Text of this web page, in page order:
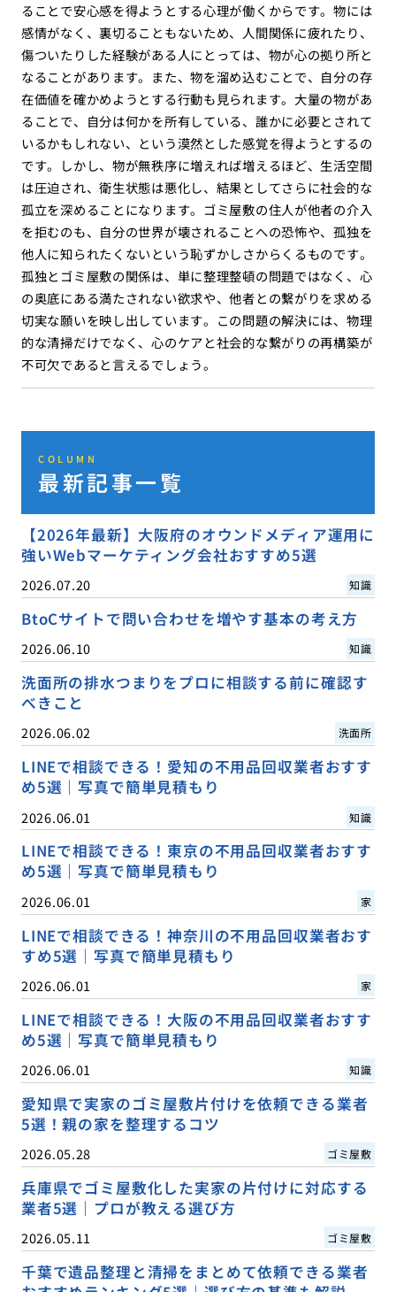
ることで安心感を得ようとする心理が働くからです。物には
感情がなく、裏切ることもないため、人間関係に疲れたり、
傷ついたりした経験がある人にとっては、物が心の拠り所と
なることがあります。また、物を溜め込むことで、自分の存
在価値を確かめようとする行動も見られます。大量の物があ
ることで、自分は何かを所有している、誰かに必要とされて
いるかもしれない、という漠然とした感覚を得ようとするの
です。しかし、物が無秩序に増えれば増えるほど、生活空間
は圧迫され、衛生状態は悪化し、結果としてさらに社会的な
孤立を深めることになります。ゴミ屋敷の住人が他者の介入
を拒むのも、自分の世界が壊されることへの恐怖や、孤独を
他人に知られたくないという恥ずかしさからくるものです。
孤独とゴミ屋敷の関係は、単に整理整頓の問題ではなく、心
の奥底にある満たされない欲求や、他者との繋がりを求める
切実な願いを映し出しています。この問題の解決には、物理
的な清掃だけでなく、心のケアと社会的な繋がりの再構築が
不可欠であると言えるでしょう。
COLUMN
最新記事一覧
【2026年最新】大阪府のオウンドメディア運用に
強いWebマーケティング会社おすすめ5選
2026.07.20 知識
BtoCサイトで問い合わせを増やす基本の考え方
2026.06.10 知識
洗面所の排水つまりをプロに相談する前に確認す
べきこと
2026.06.02 洗面所
LINEで相談できる！愛知の不用品回収業者おすす
め5選｜写真で簡単見積もり
2026.06.01 知識
LINEで相談できる！東京の不用品回収業者おすす
め5選｜写真で簡単見積もり
2026.06.01 家
LINEで相談できる！神奈川の不用品回収業者おす
すめ5選｜写真で簡単見積もり
2026.06.01 家
LINEで相談できる！大阪の不用品回収業者おすす
め5選｜写真で簡単見積もり
2026.06.01 知識
愛知県で実家のゴミ屋敷片付けを依頼できる業者
5選！親の家を整理するコツ
2026.05.28 ゴミ屋敷
兵庫県でゴミ屋敷化した実家の片付けに対応する
業者5選｜プロが教える選び方
2026.05.11 ゴミ屋敷
千葉で遺品整理と清掃をまとめて依頼できる業者